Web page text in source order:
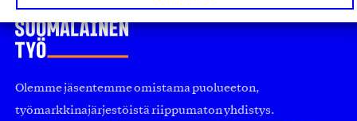
Olemme jäsentemme omistama puolueeton,
työmarkkinajärjestöistä riippumaton yhdistys.